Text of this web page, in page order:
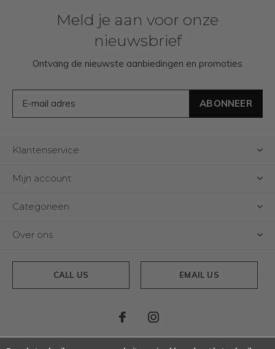
Meld je aan voor onze
nieuwsbrief
Ontvang de nieuwste aanbiedingen en promoties
ABONNEER
Klantenservice
Mijn account
Categorieën
Over ons
CALL US EMAIL US